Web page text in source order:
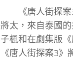
《唐人街探案3
將太，來自泰國
子楓和在劇集版
《唐人街探案3